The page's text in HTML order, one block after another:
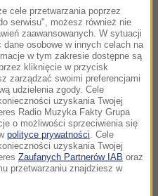
cele przetwarzania poprzez
serwisu", możesz również nie
zaawansowanych. W sytuacji
osobowe w innych celach na
w tym zakresie dostępne są
kliknięcie w przycisk
zarządzać swoimi preferencjami
udzielenia zgody. Cele
uzyskania Twojej
Radio Muzyka Fakty Grupa
o możliwości sprzeciwienia się
polityce prywatności . Cele
uzyskania Twojej
Zaufanych Partnerów IAB oraz
przetwarzaniu znajdziesz w